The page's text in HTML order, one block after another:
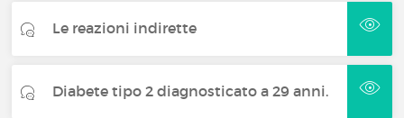
Le reazioni indirette
Diabete tipo 2 diagnosticato a 29 anni.